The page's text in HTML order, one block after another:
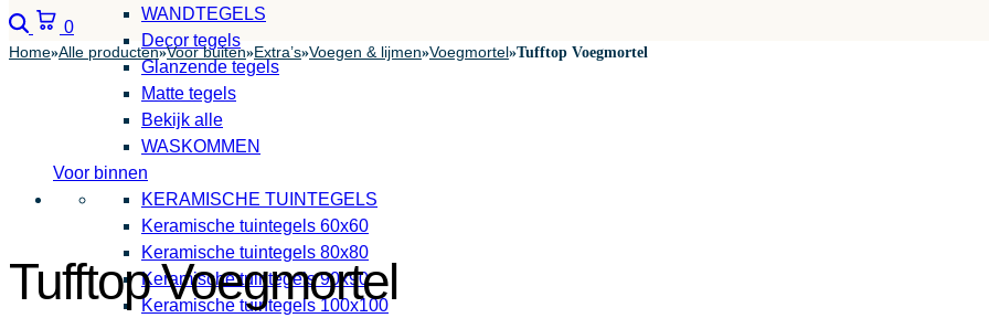
WANDTEGELS
Decor tegels
Glanzende tegels
Matte tegels
Bekijk alle
WASKOMMEN
Voor binnen
KERAMISCHE TUINTEGELS
Keramische tuintegels 60x60
Keramische tuintegels 80x80
Keramische tuintegels 90x90
Keramische tuintegels 100x100
Zoeken
0 Winkelwagen
Home»Alle producten»Voor buiten»Extra’s»Voegen & lijmen»Voegmortel»Tufftop Voegmortel
Tufftop Voegmortel